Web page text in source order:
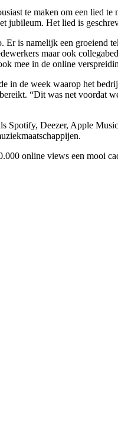
te maken om een lied
Het lied is
is namelijk een groeiend
maar ook
mee in de online
in de week waarop het
“Dit was net voordat
Spotify, Deezer, Apple
online views een mooi